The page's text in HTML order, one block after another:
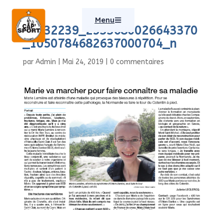
Menu
60332239_2533680026643370
_1050784682637000704_n
par Admin Mai 24, 2019 0 commentaires